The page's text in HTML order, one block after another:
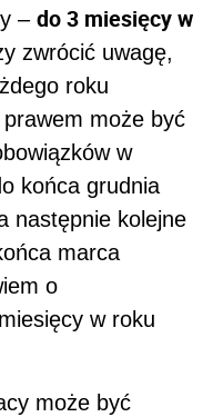
– do 3 miesięcy w
zwrócić uwagę,
roku
może być
w
końca grudnia
następnie kolejne
marca
o
w roku
może być